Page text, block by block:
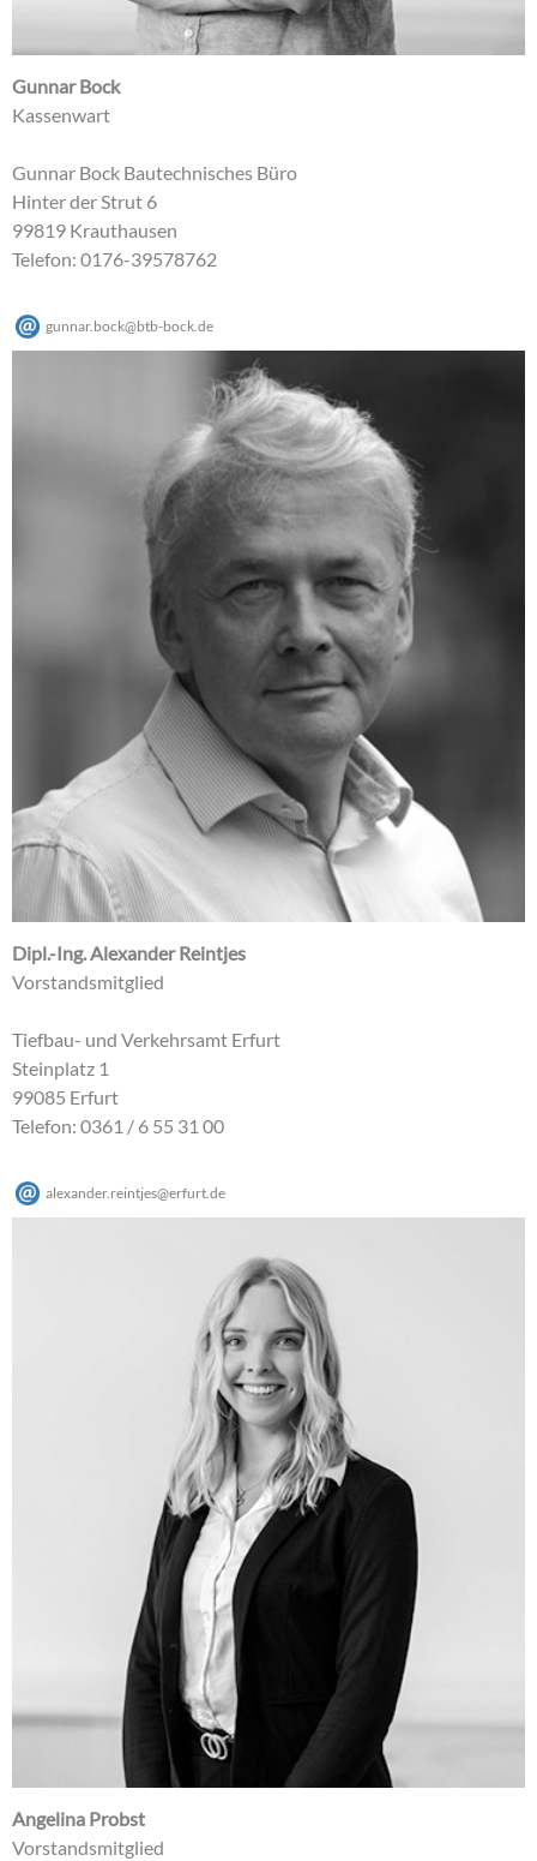
Gunnar Bock
Kassenwart
Gunnar Bock Bautechnisches Büro
Hinter der Strut 6
99819 Krauthausen
Telefon: 0176-39578762
gunnar.bock@btb-bock.de
Dipl.-Ing. Alexander Reintjes
Vorstandsmitglied
Tiefbau- und Verkehrsamt Erfurt
Steinplatz 1
99085 Erfurt
Telefon: 0361 / 6 55 31 00
alexander.reintjes@erfurt de
Angelina Probst
Vorstandsmitglied